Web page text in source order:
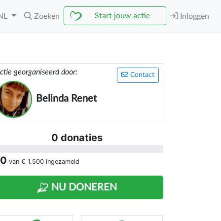
Zoeken Start jouw actie Inloggen
Contact
georganiseerd door:
Belinda Renet
0 donaties
van € 1.500 ingezameld
NU DONEREN